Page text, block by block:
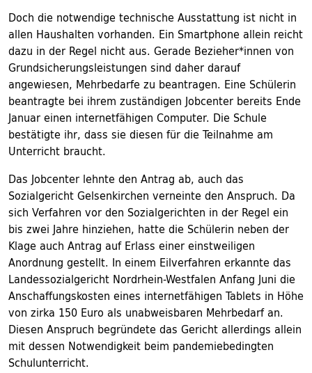
Doch die notwendige technische Ausstattung ist nicht in
allen Haushalten vorhanden. Ein Smartphone allein reicht
dazu in der Regel nicht aus. Gerade Bezieher*innen von
Grundsicherungsleistungen sind daher darauf
angewiesen, Mehrbedarfe zu beantragen. Eine Schülerin
beantragte bei ihrem zuständigen Jobcenter bereits Ende
Januar einen internetfähigen Computer. Die Schule
bestätigte ihr, dass sie diesen für die Teilnahme am
Unterricht braucht.
Das Jobcenter lehnte den Antrag ab, auch das
Sozialgericht Gelsenkirchen verneinte den Anspruch. Da
sich Verfahren vor den Sozialgerichten in der Regel ein
bis zwei Jahre hinziehen, hatte die Schülerin neben der
Klage auch Antrag auf Erlass einer einstweiligen
Anordnung gestellt. In einem Eilverfahren erkannte das
Landessozialgericht Nordrhein-Westfalen Anfang Juni die
Anschaffungskosten eines internetfähigen Tablets in Höhe
von zirka 150 Euro als unabweisbaren Mehrbedarf an.
Diesen Anspruch begründete das Gericht allerdings allein
mit dessen Notwendigkeit beim pandemiebedingten
Schulunterricht.